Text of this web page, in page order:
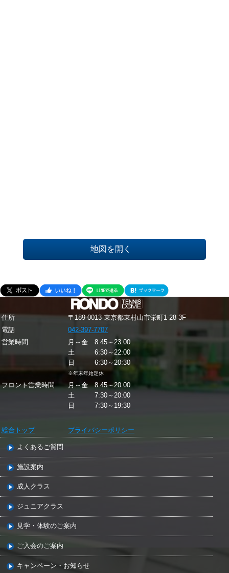
地図を開く
住所
〒189-0013 東京都東村山市栄町1-28 3F
電話
042-397-7707
営業時間
月～金 8:45～23:00
土 6:30～22:00
日 6:30～20:30
※年末年始定休
フロント営業時間
月～金 8:45～20:00
土 7:30～20:00
日 7:30～19:30
総合トップ プライバシーポリシー
よくあるご質問
施設案内
成人クラス
ジュニアクラス
見学・体験のご案内
ご入会のご案内
キャンペーン・お知らせ